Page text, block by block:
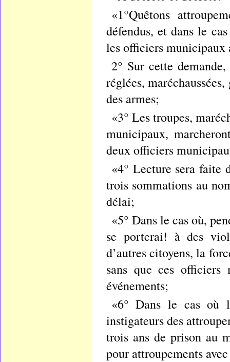
«1°Quêtons
défendus, et dans le
les officiers
2° Sur cette
réglées,
des armes;
«3° Les troupes,
municipaux,
deux officiers
«4° Lecture sera
trois sommations au
délai;
«5° Dans le cas où,
se porterai! à des
d’autres citoyens, la
sans que ces officiers
événements;
«6° Dans le cas où
instigateurs des
trois ans de prison au
pour attroupements